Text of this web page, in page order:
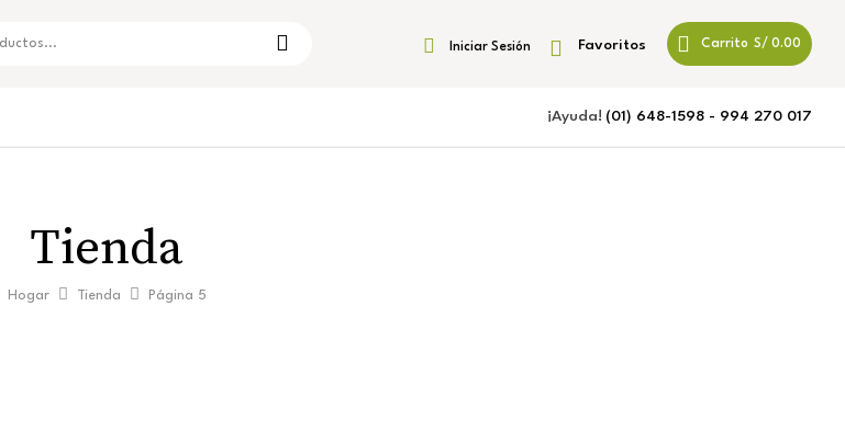
Iniciar Sesión Favoritos Carrito S/ 0.00
¡Ayuda! (01) 648-1598 - 994 270 017
Tienda
Hogar Tienda Página 5